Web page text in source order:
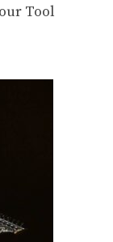
Tool